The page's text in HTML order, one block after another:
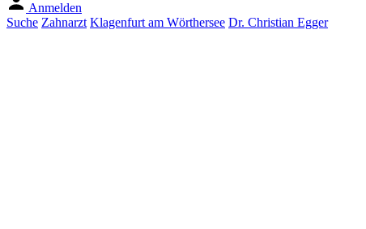
Anmelden
Suche Zahnarzt Klagenfurt am Wörthersee Dr. Christian Egger